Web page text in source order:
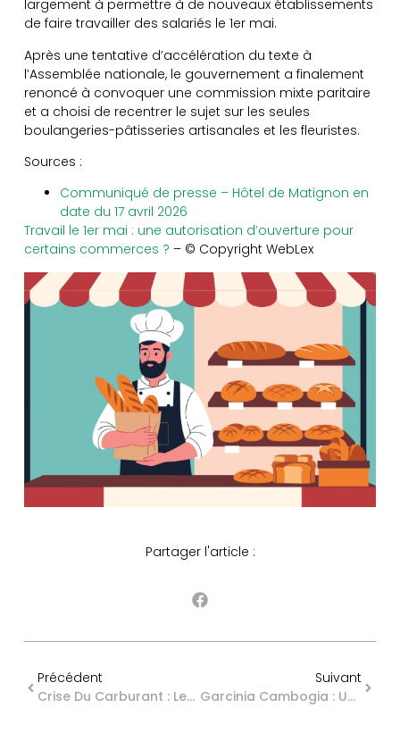
largement à permettre à de nouveaux établissements
de faire travailler des salariés le 1er mai.
Après une tentative d’accélération du texte à
l’Assemblée nationale, le gouvernement a finalement
renoncé à convoquer une commission mixte paritaire
et a choisi de recentrer le sujet sur les seules
boulangeries-pâtisseries artisanales et les fleuristes.
Sources :
Communiqué de presse – Hôtel de Matignon en
date du 17 avril 2026
Travail le 1er mai : une autorisation d’ouverture pour
certains commerces ? – © Copyright WebLex
Partager l'article :
Précédent
Crise Du Carburant : Les Réponses Du Gouvernement
Suivant
Garcinia Cambogia : Une Interdiction Temporaire Toujours D’actualité ?